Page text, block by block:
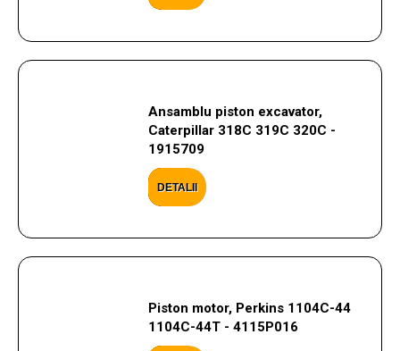
Ansamblu piston excavator,
Caterpillar 318C 319C 320C -
1915709
DETALII
Piston motor, Perkins 1104C-44
1104C-44T - 4115P016